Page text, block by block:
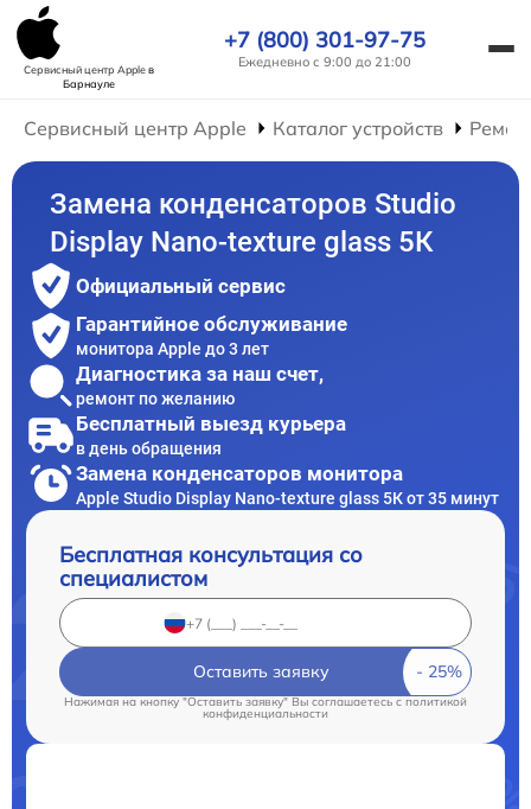
Сервисный центр Appleв
Барнауле
+7 (800) 301-97-75
Ежедневно с 9:00 до 21:00
Сервисный центр Apple Каталог устройств
Замена конденсаторов Studio
Display Nano-texture glass 5К
Официальный сервис
Гарантийное обслуживание
монитора Apple до 3 лет
Диагностика за наш счет,
ремонт по желанию
Бесплатный выезд курьера
в день обращения
Замена конденсаторов монитора
Apple Studio Display Nano-texture glass 5К от 35 минут
Бесплатная консультация со
специалистом
Оставить заявку
Нажимая на кнопку "Оставить заявку" Вы соглашаетесь cполитикой
конфиденциальности